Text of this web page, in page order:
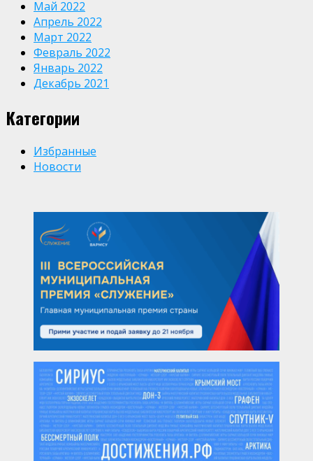
Май 2022
Апрель 2022
Март 2022
Февраль 2022
Январь 2022
Декабрь 2021
Категории
Избранные
Новости